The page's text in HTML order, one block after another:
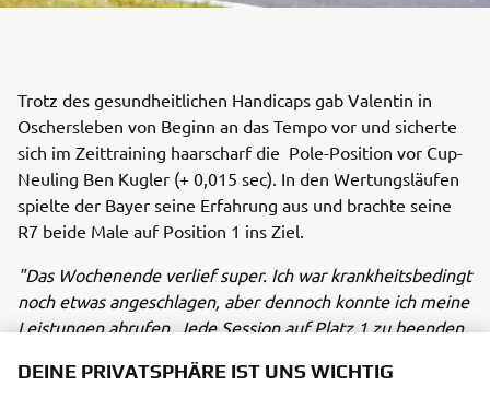
Trotz des gesundheitlichen Handicaps gab Valentin in
Oschersleben von Beginn an das Tempo vor und sicherte
sich im Zeittraining haarscharf die Pole-Position vor Cup-
Neuling Ben Kugler (+ 0,015 sec). In den Wertungsläufen
spielte der Bayer seine Erfahrung aus und brachte seine
R7 beide Male auf Position 1 ins Ziel.
"Das Wochenende verlief super. Ich war krankheitsbedingt
noch etwas angeschlagen, aber dennoch konnte ich meine
Leistungen abrufen. Jede Session auf Platz 1 zu beenden
der ich bislang in jedem Jahr große Probleme hatte. Dank
DEINE PRIVATSPHÄRE IST UNS WICHTIG